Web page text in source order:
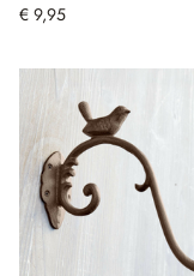
€ 9,95